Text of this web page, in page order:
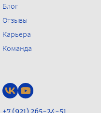
Блог
Отзывы
Карьера
Команда
+7 (921) 265-24-51